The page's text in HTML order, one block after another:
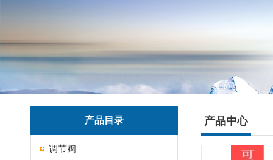
产品目录
调节阀
产品中心